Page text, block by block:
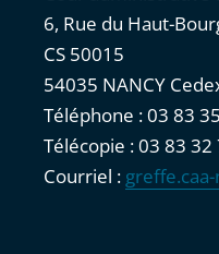
6, Rue du Haut-
CS 50015
54035 NANCY
Téléphone : 03 83
Télécopie : 03 83 32
Courriel :